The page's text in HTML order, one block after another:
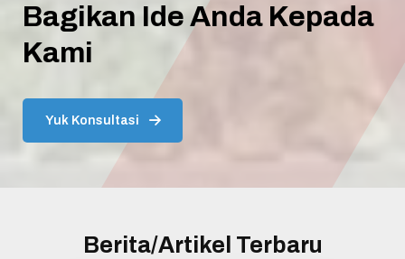
Bagikan Ide Anda Kepada
Kami
Yuk Konsultasi
Berita/Artikel Terbaru